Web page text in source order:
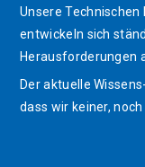
Unsere
entwickeln sich
Herausforderungen
Der aktuelle
dass wir keiner,